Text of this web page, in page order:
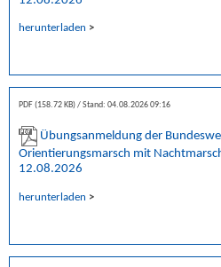
herunterladen >
PDF (158.72 KB) Stand: 04.08.2026 09:16
Übungsanmeldung der
Orientierungsmarsch mit
12.08.2026
herunterladen >